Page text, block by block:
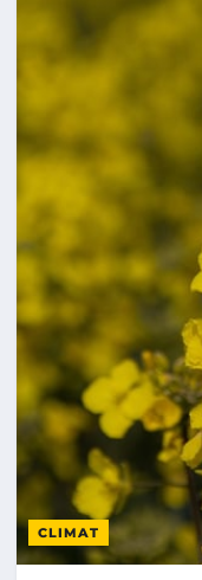
CLIMAT